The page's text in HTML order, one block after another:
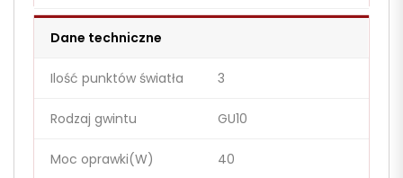
Dane techniczne
Ilość punktów światła 3
Rodzaj gwintu GU10
Moc oprawki(W) 40